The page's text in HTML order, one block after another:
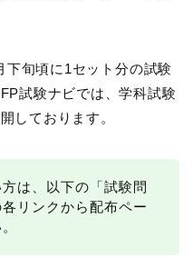
旬頃に1セット分の試験
試験ナビでは、学科試験
しております。
は、以下の「試験問
リンクから配布ペー